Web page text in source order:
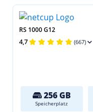
RS 1000 G12
4,7 (667)
256 GB
Speicherplatz